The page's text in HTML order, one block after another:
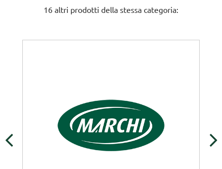
16 altri prodotti della stessa categoria: